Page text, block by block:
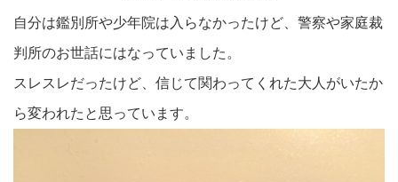
自分は鑑別所や少年院は入らなかったけど、警察や家庭裁
判所のお世話にはなっていました。
スレスレだったけど、信じて関わってくれた大人がいたか
ら変われたと思っています。